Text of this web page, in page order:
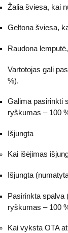
Žalia šviesa, kai
Geltona šviesa,
Raudona
Vartotojas gali
%).
Galima pasirinkti
ryškumas – 100
Išjungta
Kai išėjimas
Išjungta
Pasirinkta spalva
ryškumas – 100
Kai vyksta OTA